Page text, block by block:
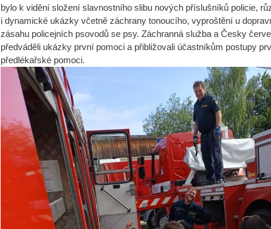
bylo k vidění složení slavnostního slibu nových příslušníků policie,
i dynamické ukázky včetně záchrany tonoucího, vyproštění u
zásahu policejních psovodů se psy. Záchranná služba a Česky
předváděli ukázky první pomoci a přibližovali účastníkům postupy
předlékařské pomoci.